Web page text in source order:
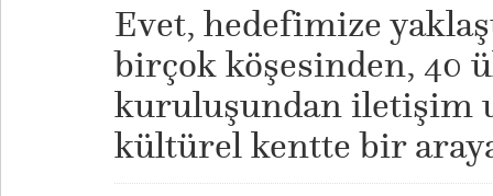
Evet, hedefimize
birçok köşesinden, 40
kuruluşundan iletişim
kültürel kentte bir